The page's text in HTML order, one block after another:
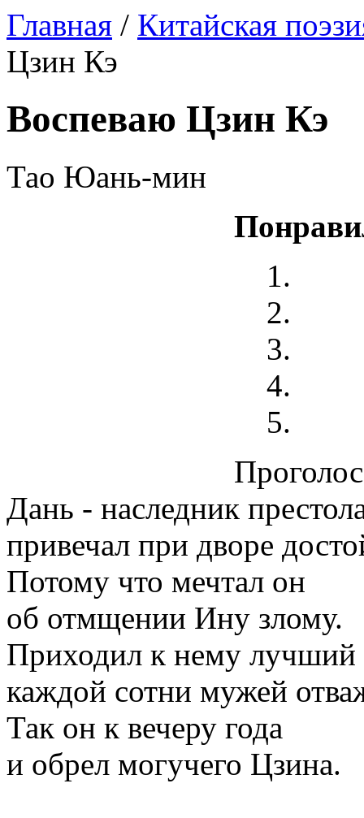
Главная / Китайская
Цзин Кэ
Воспеваю Цзин Кэ
Тао Юань-мин
Дань - наследник
привечал при дворе
Потому что мечтал он
об отмщении Ину злому.
Приходил к нему лучший
каждой сотни мужей
Так он к вечеру года
и обрел могучего Цзина.